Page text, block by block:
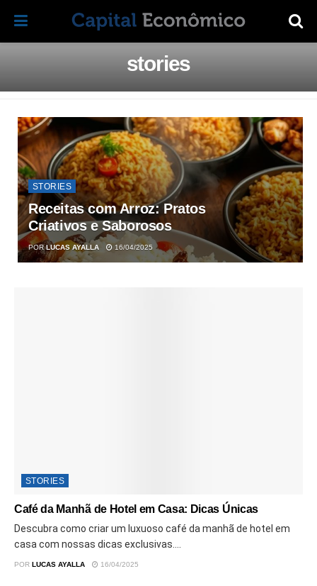
stories
STORIES
Receitas com Arroz: Pratos
Criativos e Saborosos
POR LUCAS AYALLA 16/04/2025
STORIES
Café da Manhã de Hotel em Casa: Dicas Únicas
Descubra como criar um luxuoso café da manhã de hotel em
casa com nossas dicas exclusivas....
POR LUCAS AYALLA 16/04/2025